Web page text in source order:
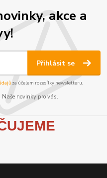
akce a
Přihlásit se
za účelem rozesílky newsletteru.
novinky pro vás.